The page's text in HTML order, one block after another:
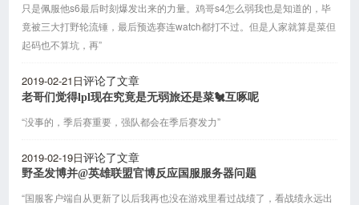
只是佩服他s6最后时刻爆发出来的力量。鸡哥s4怎么弱我也是知道的，毕
竟被三大打野轮流锤，最后预选赛连watch都打不过。但是人家就算是菜但
起码也不算坑，再”
2019-02-21日评论了文章
老哥们觉得lpl现在究竟是无弱旅还是菜🐔互啄呢
“没事的，季后赛重要，强队都会在季后赛发力”
2019-02-19日评论了文章
野圣发博并@英雄联盟官博反应国服服务器问题
“国服客户端自从更新了以后我再也没在游戏里看过战绩了，看战绩永远出